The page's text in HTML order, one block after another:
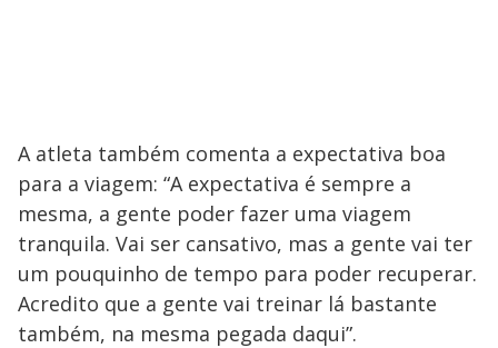
A atleta também comenta a expectativa boa
para a viagem: “A expectativa é sempre a
mesma, a gente poder fazer uma viagem
tranquila. Vai ser cansativo, mas a gente vai ter
um pouquinho de tempo para poder recuperar.
Acredito que a gente vai treinar lá bastante
também, na mesma pegada daqui”.